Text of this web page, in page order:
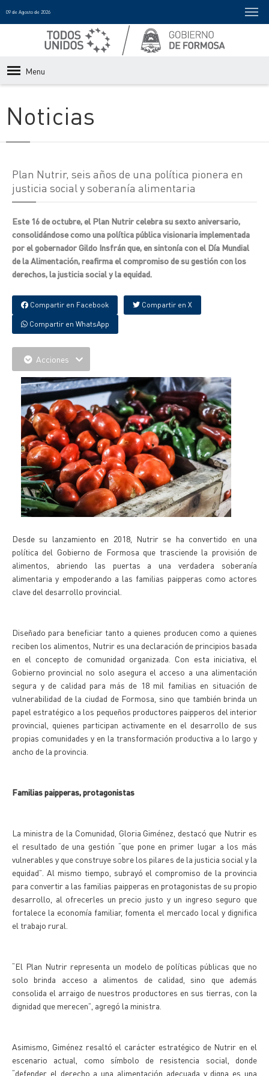
09 de Agosto de 2026
Menu
Noticias
Plan Nutrir, seis años de una política pionera en
justicia social y soberanía alimentaria
Este 16 de octubre, el Plan Nutrir celebra su sexto aniversario,
consolidándose como una política pública visionaria implementada
por el gobernador Gildo Insfrán que, en sintonía con el Día Mundial
de la Alimentación, reafirma el compromiso de su gestión con los
derechos, la justicia social y la equidad.
Compartir en Facebook Compartir en X
Compartir en WhatsApp
Acciones
Desde su lanzamiento en 2018, Nutrir se ha convertido en una
política del Gobierno de Formosa que trasciende la provisión de
alimentos, abriendo las puertas a una verdadera soberanía
alimentaria y empoderando a las familias paipperas como actores
clave del desarrollo provincial.
Diseñado para beneficiar tanto a quienes producen como a quienes
reciben los alimentos, Nutrir es una declaración de principios basada
en el concepto de comunidad organizada. Con esta iniciativa, el
Gobierno provincial no solo asegura el acceso a una alimentación
segura y de calidad para más de 18 mil familias en situación de
vulnerabilidad de la ciudad de Formosa, sino que también brinda un
papel estratégico a los pequeños productores paipperos del interior
provincial, quienes participan activamente en el desarrollo de sus
propias comunidades y en la transformación productiva a lo largo y
ancho de la provincia.
Familias paipperas, protagonistas
La ministra de la Comunidad, Gloria Giménez, destacó que Nutrir es
el resultado de una gestión “que pone en primer lugar a los más
vulnerables y que construye sobre los pilares de la justicia social y la
equidad”. Al mismo tiempo, subrayó el compromiso de la provincia
para convertir a las familias paipperas en protagonistas de su propio
desarrollo, al ofrecerles un precio justo y un ingreso seguro que
fortalece la economía familiar, fomenta el mercado local y dignifica
el trabajo rural.
“El Plan Nutrir representa un modelo de políticas públicas que no
solo brinda acceso a alimentos de calidad, sino que además
consolida el arraigo de nuestros productores en sus tierras, con la
dignidad que merecen”, agregó la ministra.
Asimismo, Giménez resaltó el carácter estratégico de Nutrir en el
escenario actual, como símbolo de resistencia social, donde
“defender el derecho a una alimentación adecuada y digna es una